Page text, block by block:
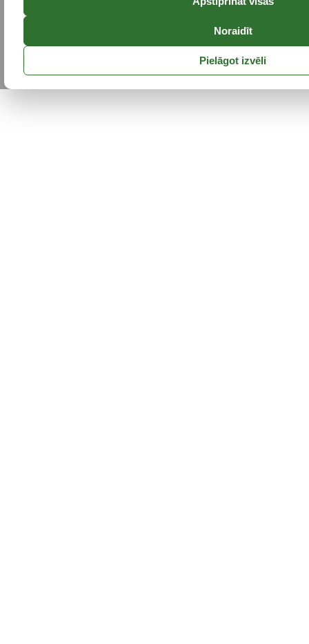
Noraidīt
Pielāgot izvēli